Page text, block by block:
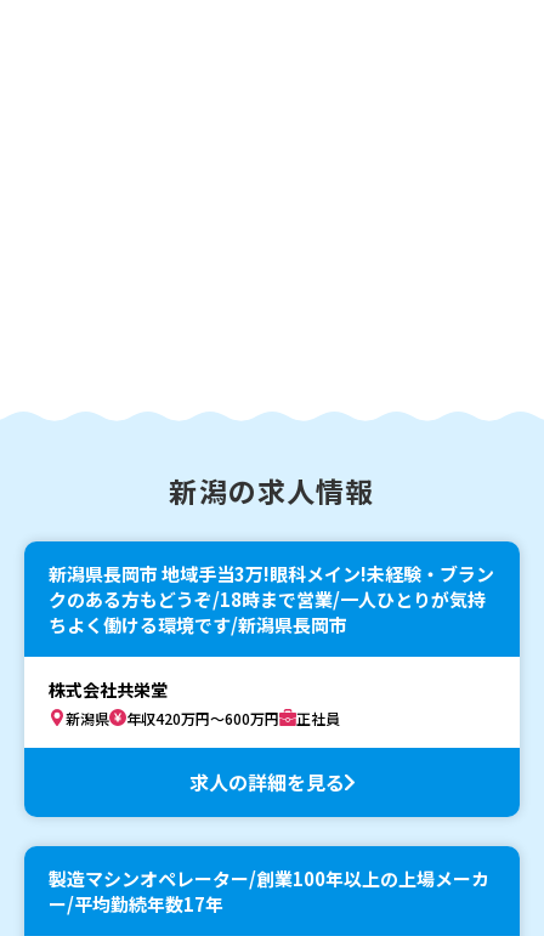
新潟の求人情報
新潟県長岡市 地域手当3万!眼科メイン!未経験・ブラン
クのある方もどうぞ/18時まで営業/一人ひとりが気持
ちよく働ける環境です/新潟県長岡市
株式会社共栄堂
新潟県 年収420万円～600万円 正社員
求人の詳細を見る
製造マシンオペレーター/創業100年以上の上場メーカ
ー/平均勤続年数17年